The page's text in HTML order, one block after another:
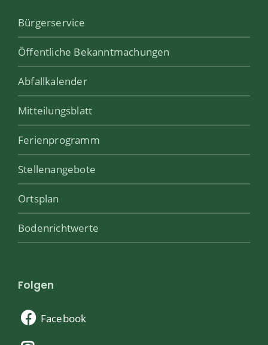
Bürgerservice
Öffentliche Bekanntmachungen
Abfallkalender
Mitteilungsblatt
Ferienprogramm
Stellenangebote
Ortsplan
Bodenrichtwerte
Folgen
Facebook